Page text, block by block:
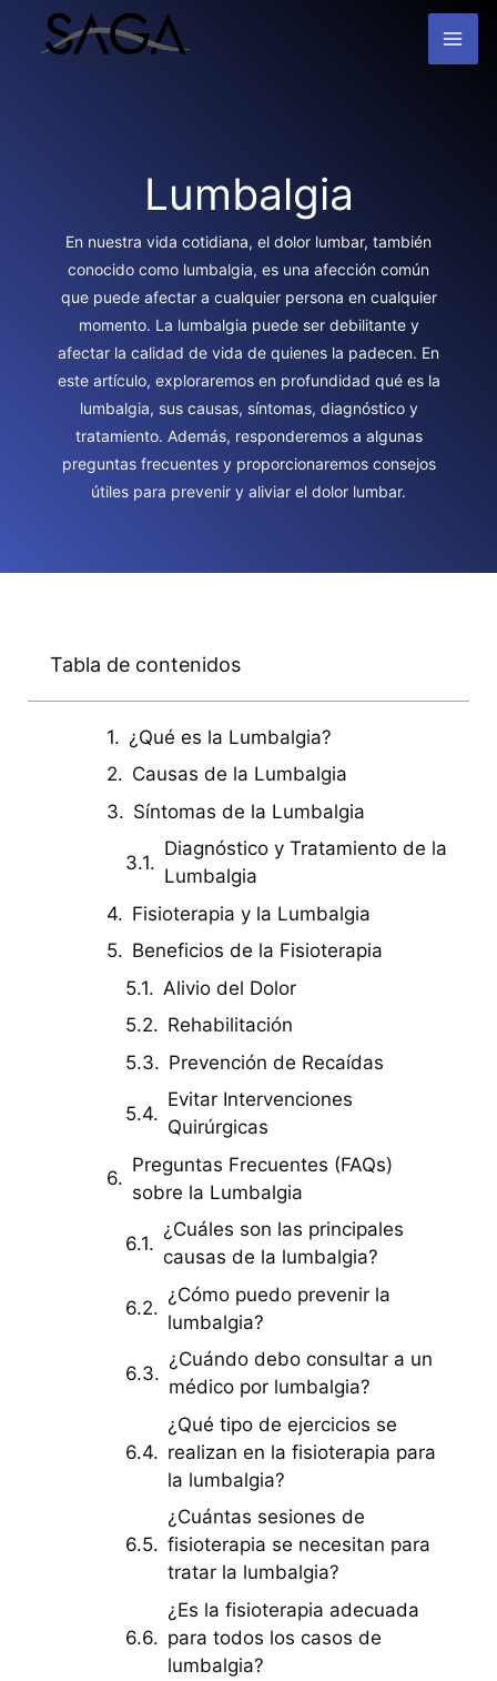
contenido
Lumbalgia
En nuestra vida cotidiana, el dolor lumbar, también
conocido como lumbalgia, es una afección común
que puede afectar a cualquier persona en cualquier
momento. La lumbalgia puede ser debilitante y
afectar la calidad de vida de quienes la padecen. En
este artículo, exploraremos en profundidad qué es la
lumbalgia, sus causas, síntomas, diagnóstico y
tratamiento. Además, responderemos a algunas
preguntas frecuentes y proporcionaremos consejos
útiles para prevenir y aliviar el dolor lumbar.
Tabla de contenidos
¿Qué es la Lumbalgia?
Causas de la Lumbalgia
Síntomas de la Lumbalgia
Diagnóstico y Tratamiento de la
Lumbalgia
Fisioterapia y la Lumbalgia
Beneficios de la Fisioterapia
Alivio del Dolor
Rehabilitación
Prevención de Recaídas
Evitar Intervenciones
Quirúrgicas
Preguntas Frecuentes (FAQs)
sobre la Lumbalgia
¿Cuáles son las principales
causas de la lumbalgia?
¿Cómo puedo prevenir la
lumbalgia?
¿Cuándo debo consultar a un
médico por lumbalgia?
¿Qué tipo de ejercicios se
realizan en la fisioterapia para
la lumbalgia?
¿Cuántas sesiones de
fisioterapia se necesitan para
tratar la lumbalgia?
¿Es la fisioterapia adecuada
para todos los casos de
lumbalgia?